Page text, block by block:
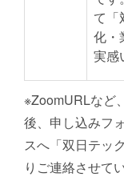
て「
化・
実感
※ZoomURLなど
後、申し込みフ
スへ「双日テッ
りご連絡させて